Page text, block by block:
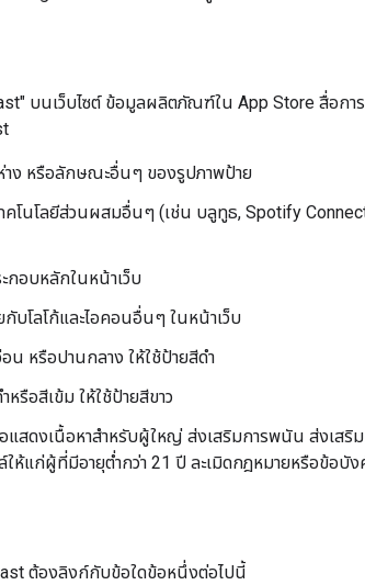
บนเว็บไซต์ ข้อมูลผลิตภัณฑ์ใน App Store สื่อกา
ห่าง หรือลักษณะอื่นๆ ของรูปภาพป้าย
ทคโนโลยีส่วนผสมอื่นๆ (เช่น บลูทูธ, Spotify
ะกอบหลักในหน้าเว็บ
ยกับโลโก้และไอคอนอื่นๆ ในหน้าเว็บ
น หรือปานกลาง ให้ใช้ป้ายสีดํา
รือสีเข้ม ให้ใช้ป้ายสีขาว
แสดงเนื้อหาสำหรับผู้ใหญ่ ส่งเสริมการพนัน ส่งเสริ
ให้แก่ผู้ที่มีอายุต่ำกว่า 21 ปี ละเมิดกฎหมายหรือข้อ
ต้องลิงก์กับข้อใดข้อหนึ่งต่อไปนี้